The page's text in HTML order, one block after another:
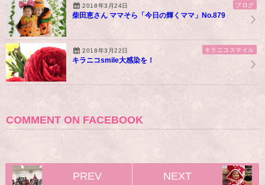
2018年3月24日 ブログ
柴田恵さん ママそら「今日の輝くママ」No.879
2018年3月22日 キラニコスマイル
キラニコsmile大感染を！
COMMENT ON FACEBOOK
PREV NEXT